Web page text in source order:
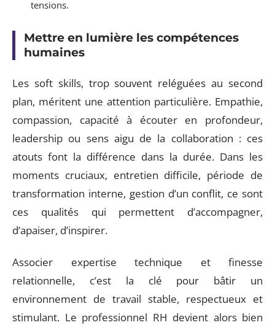
tensions.
Mettre en lumière les compétences
humaines
Les soft skills, trop souvent reléguées au second
plan, méritent une attention particulière. Empathie,
compassion, capacité à écouter en profondeur,
leadership ou sens aigu de la collaboration : ces
atouts font la différence dans la durée. Dans les
moments cruciaux, entretien difficile, période de
transformation interne, gestion d’un conflit, ce sont
ces qualités qui permettent d’accompagner,
d’apaiser, d’inspirer.
Associer expertise technique et finesse
relationnelle, c’est la clé pour bâtir un
environnement de travail stable, respectueux et
stimulant. Le professionnel RH devient alors bien